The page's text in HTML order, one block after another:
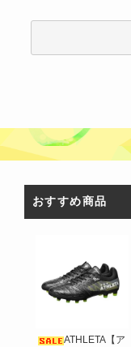
おすすめ商品
ATHLETA【ア